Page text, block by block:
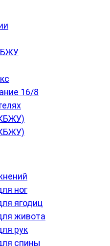
16/8
ног
ягодиц
живота
рук
спины